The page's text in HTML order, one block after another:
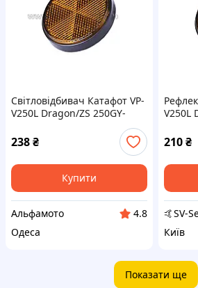
Світловідбивач Катафот VP-
V250L Dragon/ZS 250GY-
238₴
Купити
Альфамото
4.8
Одеса
V250L
8/
N-
210₴
🤙SV-
Київ
Показати ще